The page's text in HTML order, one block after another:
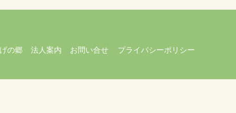
の郷 法人案内 お問い合せ プライバシーポリシー